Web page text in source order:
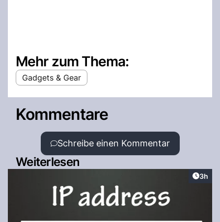
Mehr zum Thema:
Gadgets & Gear
Kommentare
Schreibe einen Kommentar
Weiterlesen
3h